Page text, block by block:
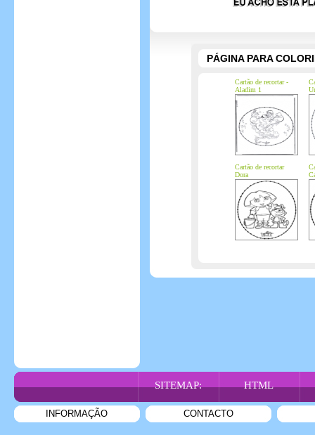
PÁGINA PARA
Cartão de recortar -
Aladim 1
Cartão de recortar
Dora
SITEMAP: HTML
INFORMAÇÃO CONTACTO